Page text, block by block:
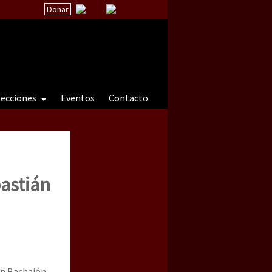
Donar
Eventos
Contacto
natureza sob cerco)